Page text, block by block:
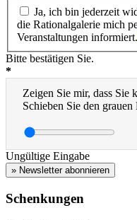
Ja, ich bin jederzeit
die Rationalgalerie mich
Veranstaltungen informiert.
Bitte bestätigen Sie.
*
Zeigen Sie mir, dass Sie
Schieben Sie den
Ungültige Eingabe
» Newsletter abonnieren
Schenkungen